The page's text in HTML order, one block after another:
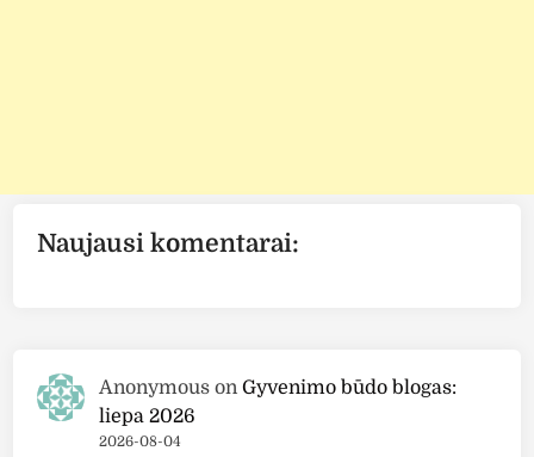
Naujausi komentarai:
Anonymous onGyvenimo būdo blogas:
liepa 2026
2026-08-04